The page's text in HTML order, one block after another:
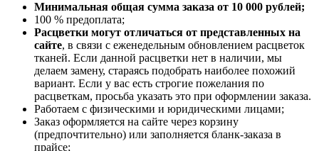
Минимальная общая сумма заказа от 10 000 рублей;
100 % предоплата;
Расцветки могут отличаться от представленных на
сайте, в связи с еженедельным обновлением расцветок
тканей. Если данной расцветки нет в наличии, мы
делаем замену, стараясь подобрать наиболее похожий
вариант. Если у вас есть строгие пожелания по
расцветкам, просьба указать это при оформлении заказа.
Работаем с физическими и юридическими лицами;
Заказ оформляется на сайте через корзину
(предпочтительно) или заполняется бланк-заказа в
прайсе;